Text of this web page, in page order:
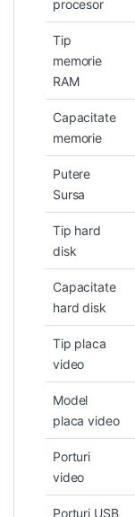
procesor
Tip
memorie
RAM
Capacitate
memorie
Putere
Sursa
Tip hard
disk
Capacitate
hard disk
Tip placa
video
Model
placa video
Porturi
video
Porturi USB